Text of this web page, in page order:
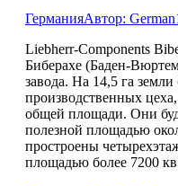
ГерманияАвтор: German
Liebherr-Components
Биберахе (Баден-
завода. На 14,5 га
производственных
общей площади. Они
полезной площадью
простроены
площадью более 7200